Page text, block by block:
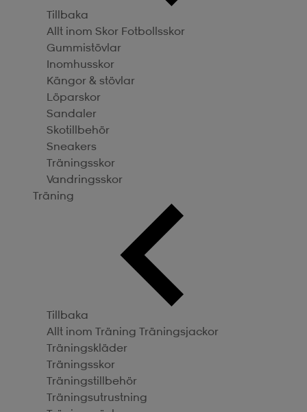
Tillbaka
Allt inom Skor Fotbollsskor
Gummistövlar
Inomhusskor
Kängor & stövlar
Löparskor
Sandaler
Skotillbehör
Sneakers
Träningsskor
Vandringsskor
Träning
Tillbaka
Allt inom Träning Träningsjackor
Träningskläder
Träningsskor
Träningstillbehör
Träningsutrustning